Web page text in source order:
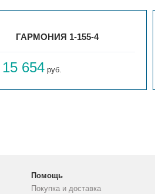
ГАРМОНИЯ 1-155-4
15 654 руб.
Помощь
Покупка и доставка